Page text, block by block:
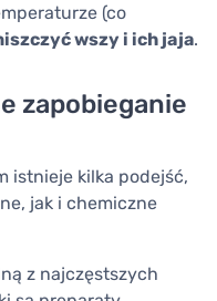
(co
wszy i ich jaja.
zapobieganie
istnieje kilka podejść,
jak i chemiczne
z najczęstszych